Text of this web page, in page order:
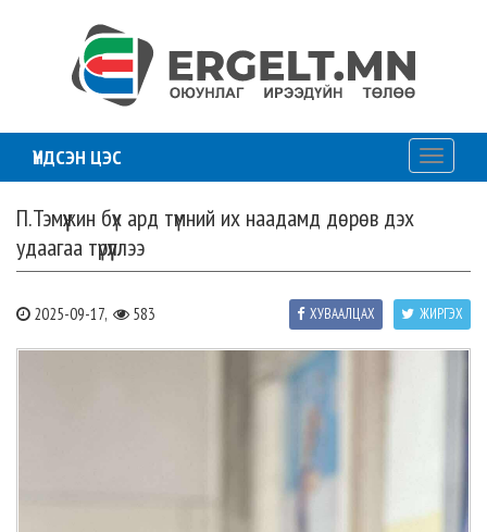
ҮНДСЭН ЦЭС
Toggle
П.Тэмүүжин бүх ард түмний их наадамд дөрөв дэх
удаагаа түрүүллээ
2025-09-17, 583 ЖИРГЭХ
ХУВААЛЦАХ